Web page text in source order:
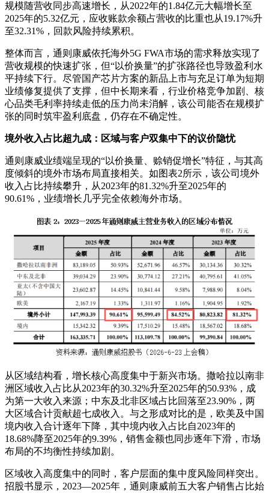
规模随营收同步高速增长，从2022年的1.84亿元大幅增长至
2025年的5.32亿元，应收账款余额占营收的比重也从19.17%升
至32.31%，回款风险持续累积。
整体而言，通则康威依托海外5G FWA市场的需求释放实现了
营收规模的快速扩张，但“以价换量”的扩张路径也导致盈利水
平持续下行。尽管国产芯片方案的新品上市与充足订单为短期
业绩修复提供了支撑，但中长期来看，行业价格竞争加剧、核
心品类毛利率持续走低的压力尚未消解，该公司能否在规模扩
张的同时筑牢盈利底盘，仍存在不确定性。
境外收入占比超九成：区域与客户双集中下的议价隐忧
通则康威业绩端呈现的“以价换量、赊销促增长”特征，与其高
度倾斜的境外市场布局直接相关。如图表2所示，该公司境外
收入占比持续攀升，从2023年的81.32%升至2025年的
90.61%，业绩增长几乎完全依赖海外市场。
从区域结构看，增长核心高度集中于新兴市场。撒哈拉以南非
洲区域收入占比从2023年的30.32%升至2025年的50.93%，成
为第一大收入来源；中东及北非区域占比回落至23.90%，两
大区域合计贡献超七成收入。与之形成对比的是，欧美及中国
境内收入合计逐年下降，其中境内收入占比自2023年的
18.68%降至2025年的9.39%，销售金额也同步逐年下滑，市场
布局的不均衡性持续加剧。
区域收入高度集中的同时，客户层面的集中度风险同样突出。
招股书显示，2023—2025年，通则康威前五大客户销售占比始